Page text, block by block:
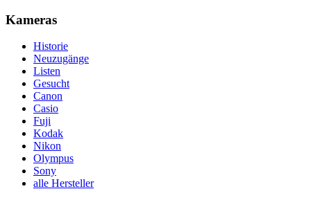
Kameras
Historie
Neuzugänge
Listen
Gesucht
Canon
Casio
Fuji
Kodak
Nikon
Olympus
Sony
alle Hersteller